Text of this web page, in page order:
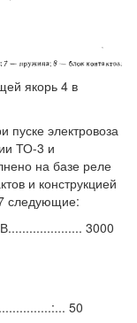
якорь 4 в
пуске электровоза
ТО-3 и
на базе реле
и конструкцией
следующие:
3000
50